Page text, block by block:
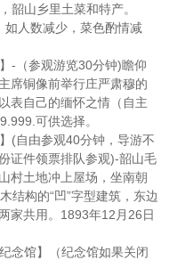
山乡里土菜和特产。
如人数减少，菜色酌情减
-（参观游览30分钟)瞻仰
席铜像前举行庄严肃穆的
表自己的缅怀之情（自主
可供选择。
(自由参观40分钟，导游不
证件领票排队参观)-韶山毛
村土地冲上屋场，坐南朝
结构的“凹”字型建筑，东边
家共用。1893年12月26日
念馆】（纪念馆如果关闭